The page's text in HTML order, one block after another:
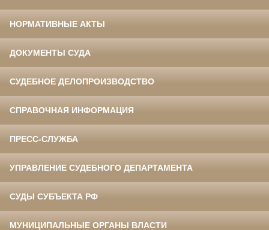
НОРМАТИВНЫЕ АКТЫ
ДОКУМЕНТЫ СУДА
СУДЕБНОЕ ДЕЛОПРОИЗВОДСТВО
СПРАВОЧНАЯ ИНФОРМАЦИЯ
ПРЕСС-СЛУЖБА
УПРАВЛЕНИЕ СУДЕБНОГО ДЕПАРТАМЕНТА
СУДЫ СУБЪЕКТА РФ
МУНИЦИПАЛЬНЫЕ ОРГАНЫ ВЛАСТИ